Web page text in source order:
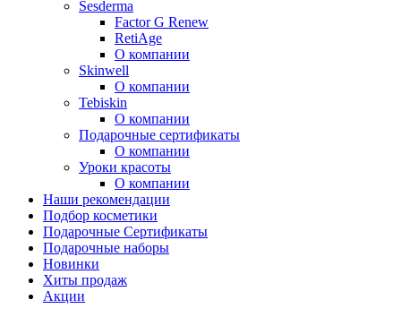
Sesderma
Factor G Renew
RetiAge
О компании
Skinwell
О компании
Tebiskin
О компании
Подарочные сертификаты
О компании
Уроки красоты
О компании
Наши рекомендации
Подбор косметики
Подарочные Сертификаты
Подарочные наборы
Новинки
Хиты продаж
Акции